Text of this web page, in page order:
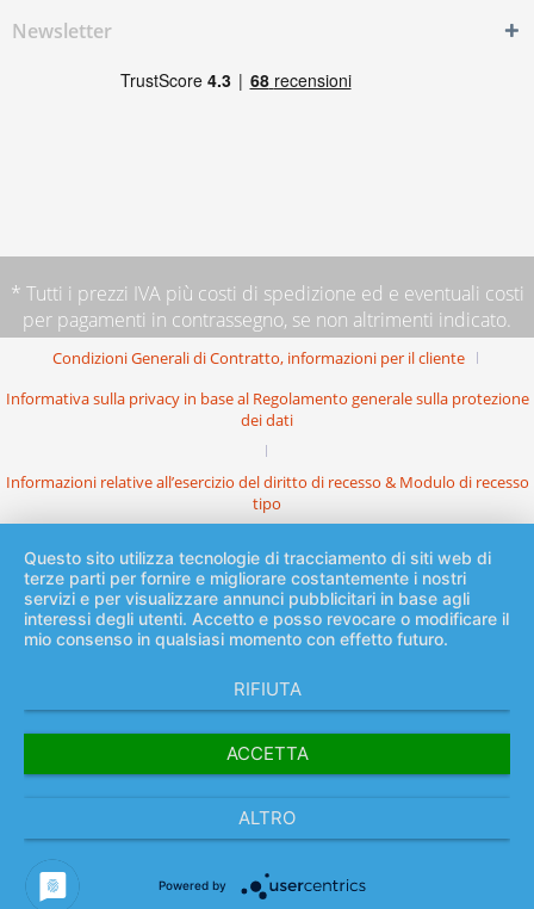
Newsletter
* Tutti i prezzi IVA più costi di spedizione ed e eventuali costi
per pagamenti in contrassegno, se non altrimenti indicato.
Condizioni Generali di Contratto, informazioni per il cliente
Informativa sulla privacy in base al Regolamento generale sulla protezione
dei dati
Informazioni relative all’esercizio del diritto di recesso & Modulo di recesso
tipo
Questo sito utilizza tecnologie di tracciamento di siti web di
terze parti per fornire e migliorare costantemente i nostri
servizi e per visualizzare annunci pubblicitari in base agli
interessi degli utenti. Accetto e posso revocare o modificare il
mio consenso in qualsiasi momento con effetto futuro.
RIFIUTA
ACCETTA
ALTRO
Powered by